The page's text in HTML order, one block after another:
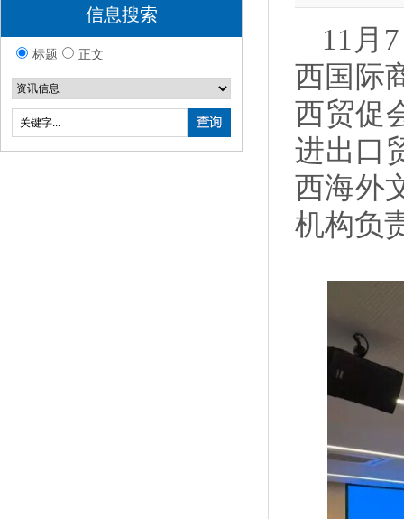
信息搜索
标题 正文
11月
西国际
西贸促
进出口
西海外
机构负